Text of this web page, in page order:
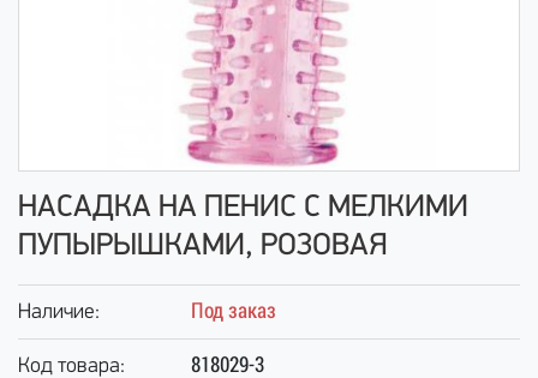
НАСАДКА НА ПЕНИС С МЕЛКИМИ
ПУПЫРЫШКАМИ, РОЗОВАЯ
Наличие: Под заказ
Код товара: 818029-3